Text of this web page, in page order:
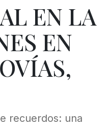
EN LA
EN
recuerdos: una